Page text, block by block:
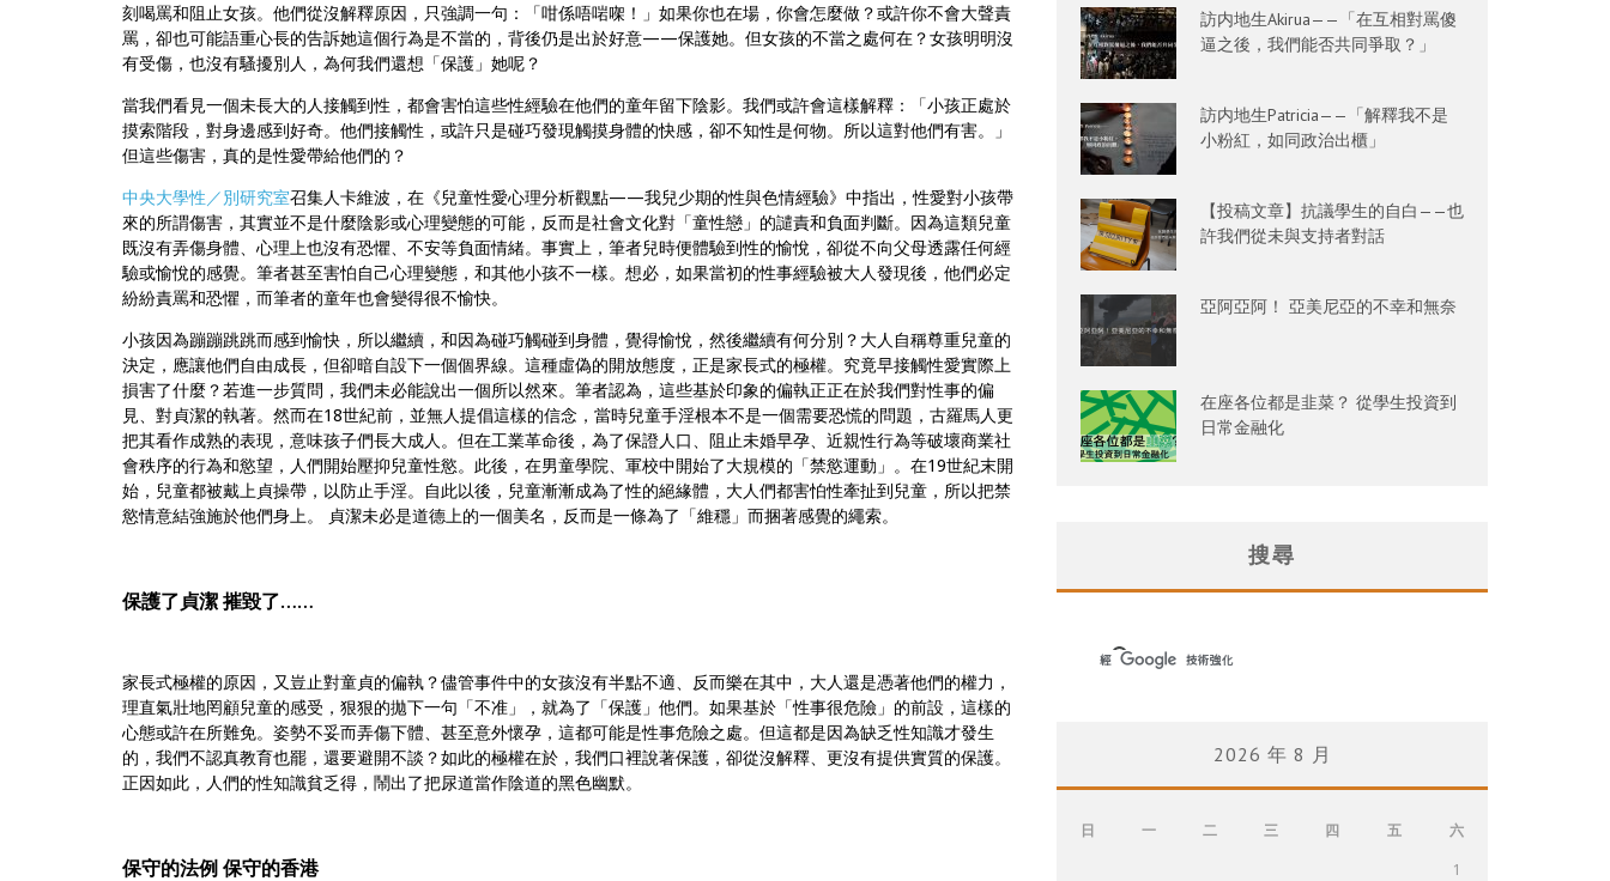
刻喝罵和阻止女孩。他們從沒解釋原因，只強調一句：
「咁係唔啱㗎！」如果你也在場，你會怎麼做？或許你不會大聲責
罵， 卻也可能語重心長的告訴她這個行為是不當的，背後仍是出於好意——保護她。但女孩的不當之處何在？女孩明明沒
有受傷， 也沒有騷擾別人，為何我們還想「保護」她呢？
當我們看見一個未長大的人接觸到性， 都會害怕這些性經驗在他們的童年留下陰影。我們或許會這樣解釋：
「小孩正處於
摸索階段，對身邊感到好奇。他們接觸性， 或許只是碰巧發現觸摸身體的快感，卻不知性是何物。 所以這對他們有害。」
但這些傷害，真的是性愛帶給他們的？
中央大學性／別研究室召集人卡維波，在《兒童性愛心理分析觀點——我兒少期的性與色情經驗》中指出，性愛對小孩帶
來的所謂傷害， 其實並不是什麼陰影或心理變態的可能，反而是社會文化對「童性戀」的譴責和負面判斷。因為這類兒童
既沒有弄傷身體、 心理上也沒有恐懼、不安等負面情緒。事實上， 筆者兒時便體驗到性的愉悅， 卻從不向父母透露任何經
驗或愉悅的感覺。 筆者甚至害怕自己心理變態，和其他小孩不一樣。想必， 如果當初的性事經驗被大人發現後，他們必定
紛紛責罵和恐懼， 而筆者的童年也會變得很不愉快。
小孩因為蹦蹦跳跳而感到愉快，所以繼續，和因為碰巧觸碰到身體， 覺得愉悅，然後繼續有何分別？大人自稱尊重兒童的
決定， 應讓他們自由成長，但卻暗自設下一個個界線。 這種虛偽的開放態度，正是家長式的極權。 究竟早接觸性愛實際上
損害了什麼？若進一步質問， 我們未必能說出一個所以然來。筆者認為， 這些基於印象的偏執正正在於我們對性事的偏
見、對貞潔的執著。 然而在18世紀前，並無人提倡這樣的信念，當時兒童手淫根本不是一個需要恐慌的問題，古羅馬人更
把其看作成熟的表現， 意味孩子們長大成人。但在工業革命後，為了保證人口、 阻止未婚早孕、近親性行為等破壞商業社
會秩序的行為和慾望， 人們開始壓抑兒童性慾。此後，在男童學院、 軍校中開始了大規模的「禁慾運動」。在19世紀末開
始， 兒童都被戴上貞操帶，以防止手淫。自此以後， 兒童漸漸成為了性的絕緣體，大人們都害怕性牽扯到兒童， 所以把禁
慾情意結強施於他們身上。 貞潔未必是道德上的一個美名，反而是一條為了「維穩」 而捆著感覺的繩索。
保護了貞潔 摧毀了……
家長式極權的原因，又豈止對童貞的偏執？儘管事件中的女孩沒有半點不適、反而樂在其中， 大人還是憑著他們的權力，
理直氣壯地罔顧兒童的感受， 狠狠的拋下一句「不准」，就為了「保護」他們。如果基於「性事很危險」的前設，這樣的
心態或許在所難免。 姿勢不妥而弄傷下體、甚至意外懷孕，這都可能是性事危險之處。 但這都是因為缺乏性知識才發生
的，我們不認真教育也罷， 還要避開不談？如此的極權在於，我們口裡說著保護，卻從沒解釋、 更沒有提供實質的保護。
正因如此，人們的性知識貧乏得， 鬧出了把尿道當作陰道的黑色幽默。
保守的法例 保守的香港
訪内地生Akirua——「在互相對罵傻
逼之後，我們能否共同爭取？」
訪内地生Patricia——「解釋我不是
小粉紅，如同政治出櫃」
【投稿文章】抗議學生的自白——也
許我們從未與支持者對話
亞阿亞阿！ 亞美尼亞的不幸和無奈
在座各位都是韭菜？ 從學生投資到
日常金融化
搜尋
2026 年 8 月
日 一 二 三 四 五
六
1